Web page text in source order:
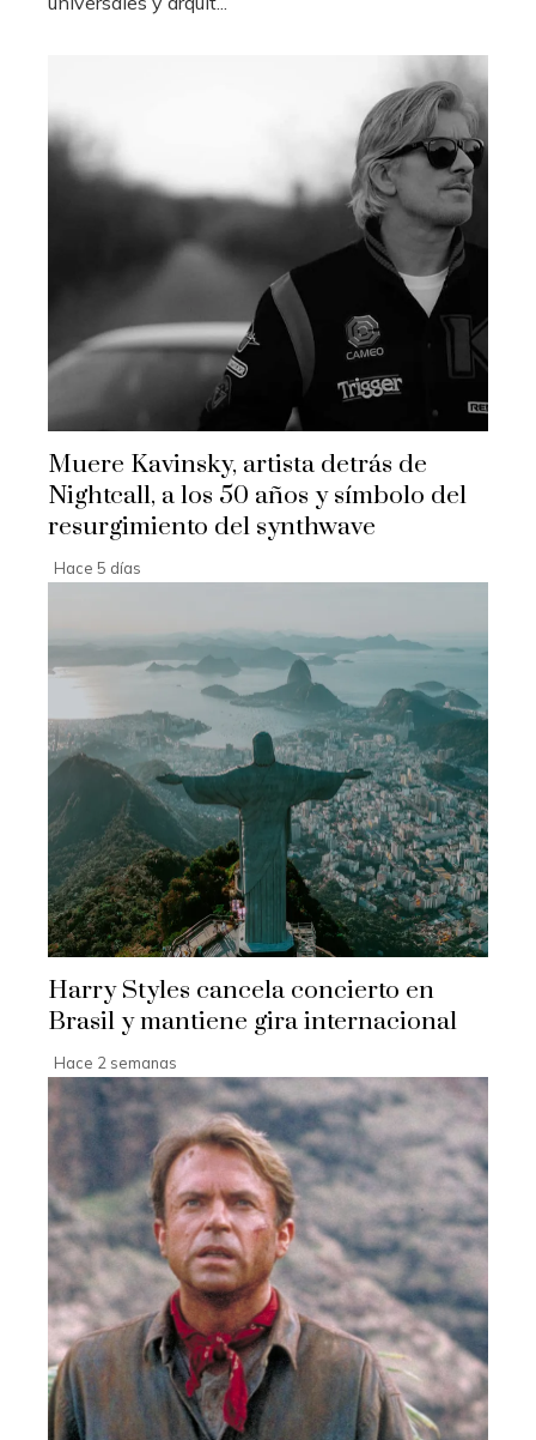
Muere Kavinsky, artista detrás de
Nightcall, a los 50 años y símbolo del
resurgimiento del synthwave
Hace 5 días
Harry Styles cancela concierto en
Brasil y mantiene gira internacional
Hace 2 semanas